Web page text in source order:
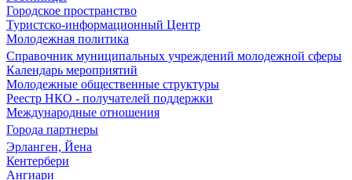
Городское пространство
Туристско-информационный Центр
Молодежная политика
Справочник муниципальных учреждений молодежной сферы
Календарь мероприятий
Молодежные общественные структуры
Реестр НКО - получателей поддержки
Международные отношения
Города партнеры
Эрланген, Йена
Кентербери
Ангиари